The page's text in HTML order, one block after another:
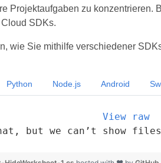
Projektaufgaben zu konzentrieren.
SDKs.
wie Sie mithilfe verschiedener
View raw
but we can’t show
Python Node.js Android